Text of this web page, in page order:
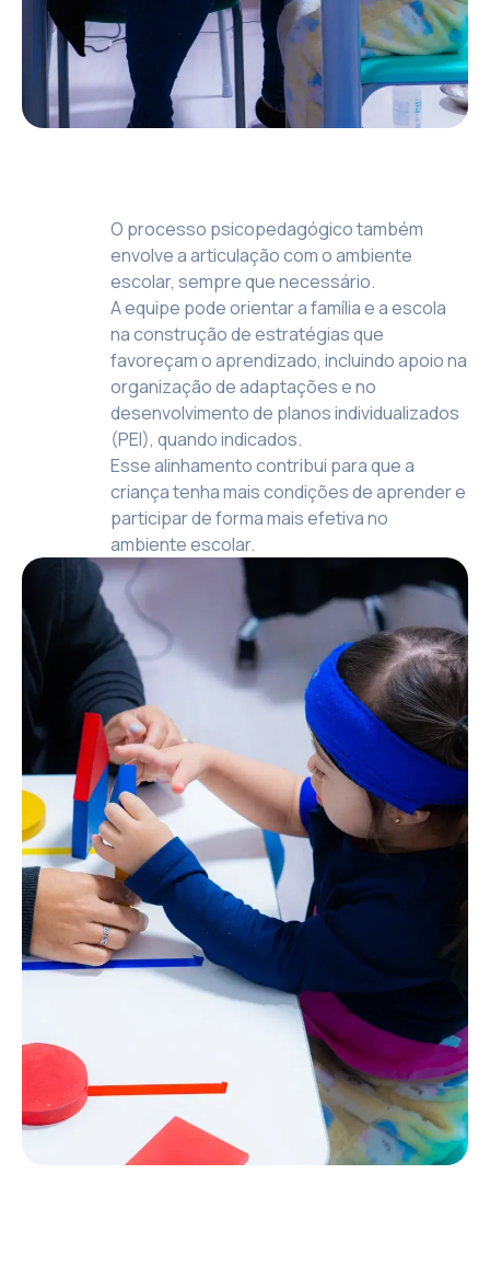
O processo psicopedagógico também
envolve a articulação com o ambiente
escolar, sempre que necessário.
A equipe pode orientar a família e a escola
na construção de estratégias que
favoreçam o aprendizado, incluindo apoio na
organização de adaptações e no
desenvolvimento de planos individualizados
(PEI), quando indicados.
Esse alinhamento contribui para que a
criança tenha mais condições de aprender e
participar de forma mais efetiva no
ambiente escolar.